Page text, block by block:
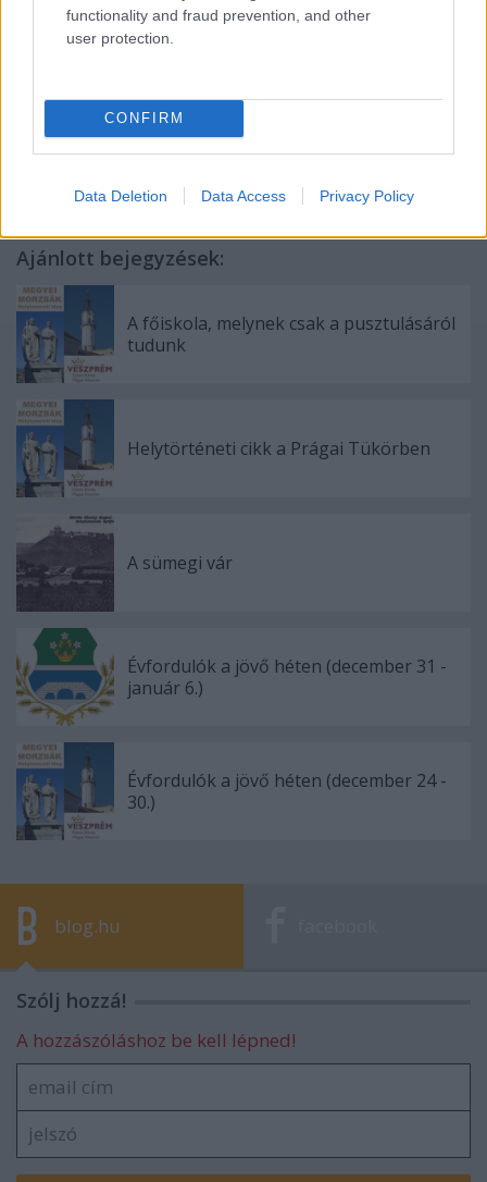
functionality and fraud prevention, and other
user protection.
CONFIRM
Data Deletion Data Access Privacy Policy
Kattintson!
Címkék:időjárás december morzsa
Ajánlott bejegyzések:
A főiskola, melynek csak a pusztulásáról
tudunk
Helytörténeti cikk a Prágai Tükörben
A sümegi vár
Évfordulók a jövő héten (december 31 -
január 6.)
Évfordulók a jövő héten (december 24 -
30.)
blog.hu
Szólj hozzá!
A hozzászóláshoz be kell lépned!